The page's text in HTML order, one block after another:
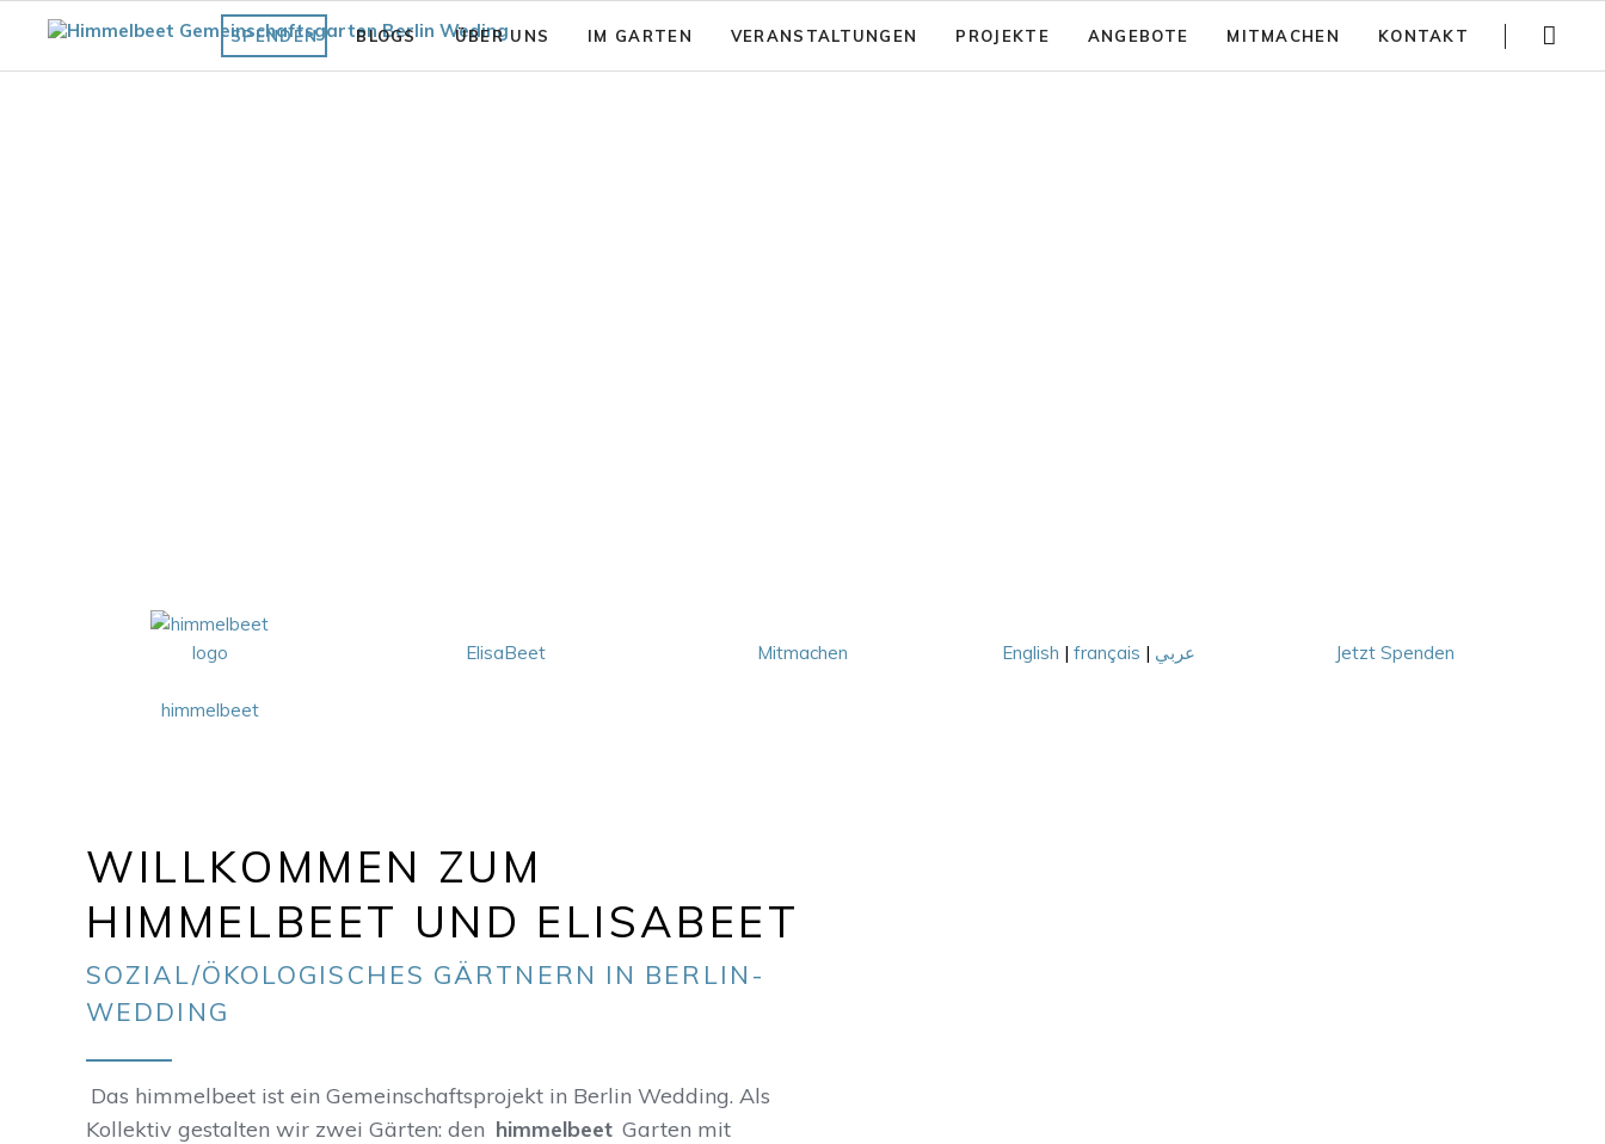
überspringen
SPENDEN BLOGS ÜBER UNS IM GARTEN VERANSTALTUNGEN PROJEKTE ANGEBOTE MITMACHEN KONTAKT
himmelbeet
ElisaBeet Mitmachen English | français | عربي Jetzt Spenden
WILLKOMMEN ZUM
HIMMELBEET UND ELISABEET
SOZIAL/ÖKOLOGISCHES GÄRTNERN IN BERLIN-
WEDDING
Das himmelbeet ist ein Gemeinschaftsprojekt in Berlin Wedding. Als
Kollektiv gestalten wir zwei Gärten: den himmelbeet Garten mit